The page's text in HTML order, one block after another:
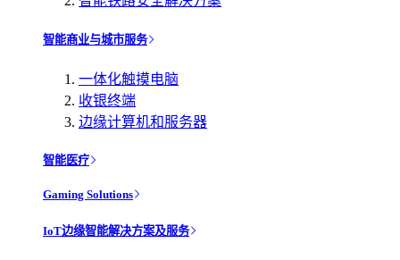
智能商业与城市服务
一体化触摸电脑
收银终端
边缘计算机和服务器
智能医疗
Gaming Solutions
IoT边缘智能解决方案及服务